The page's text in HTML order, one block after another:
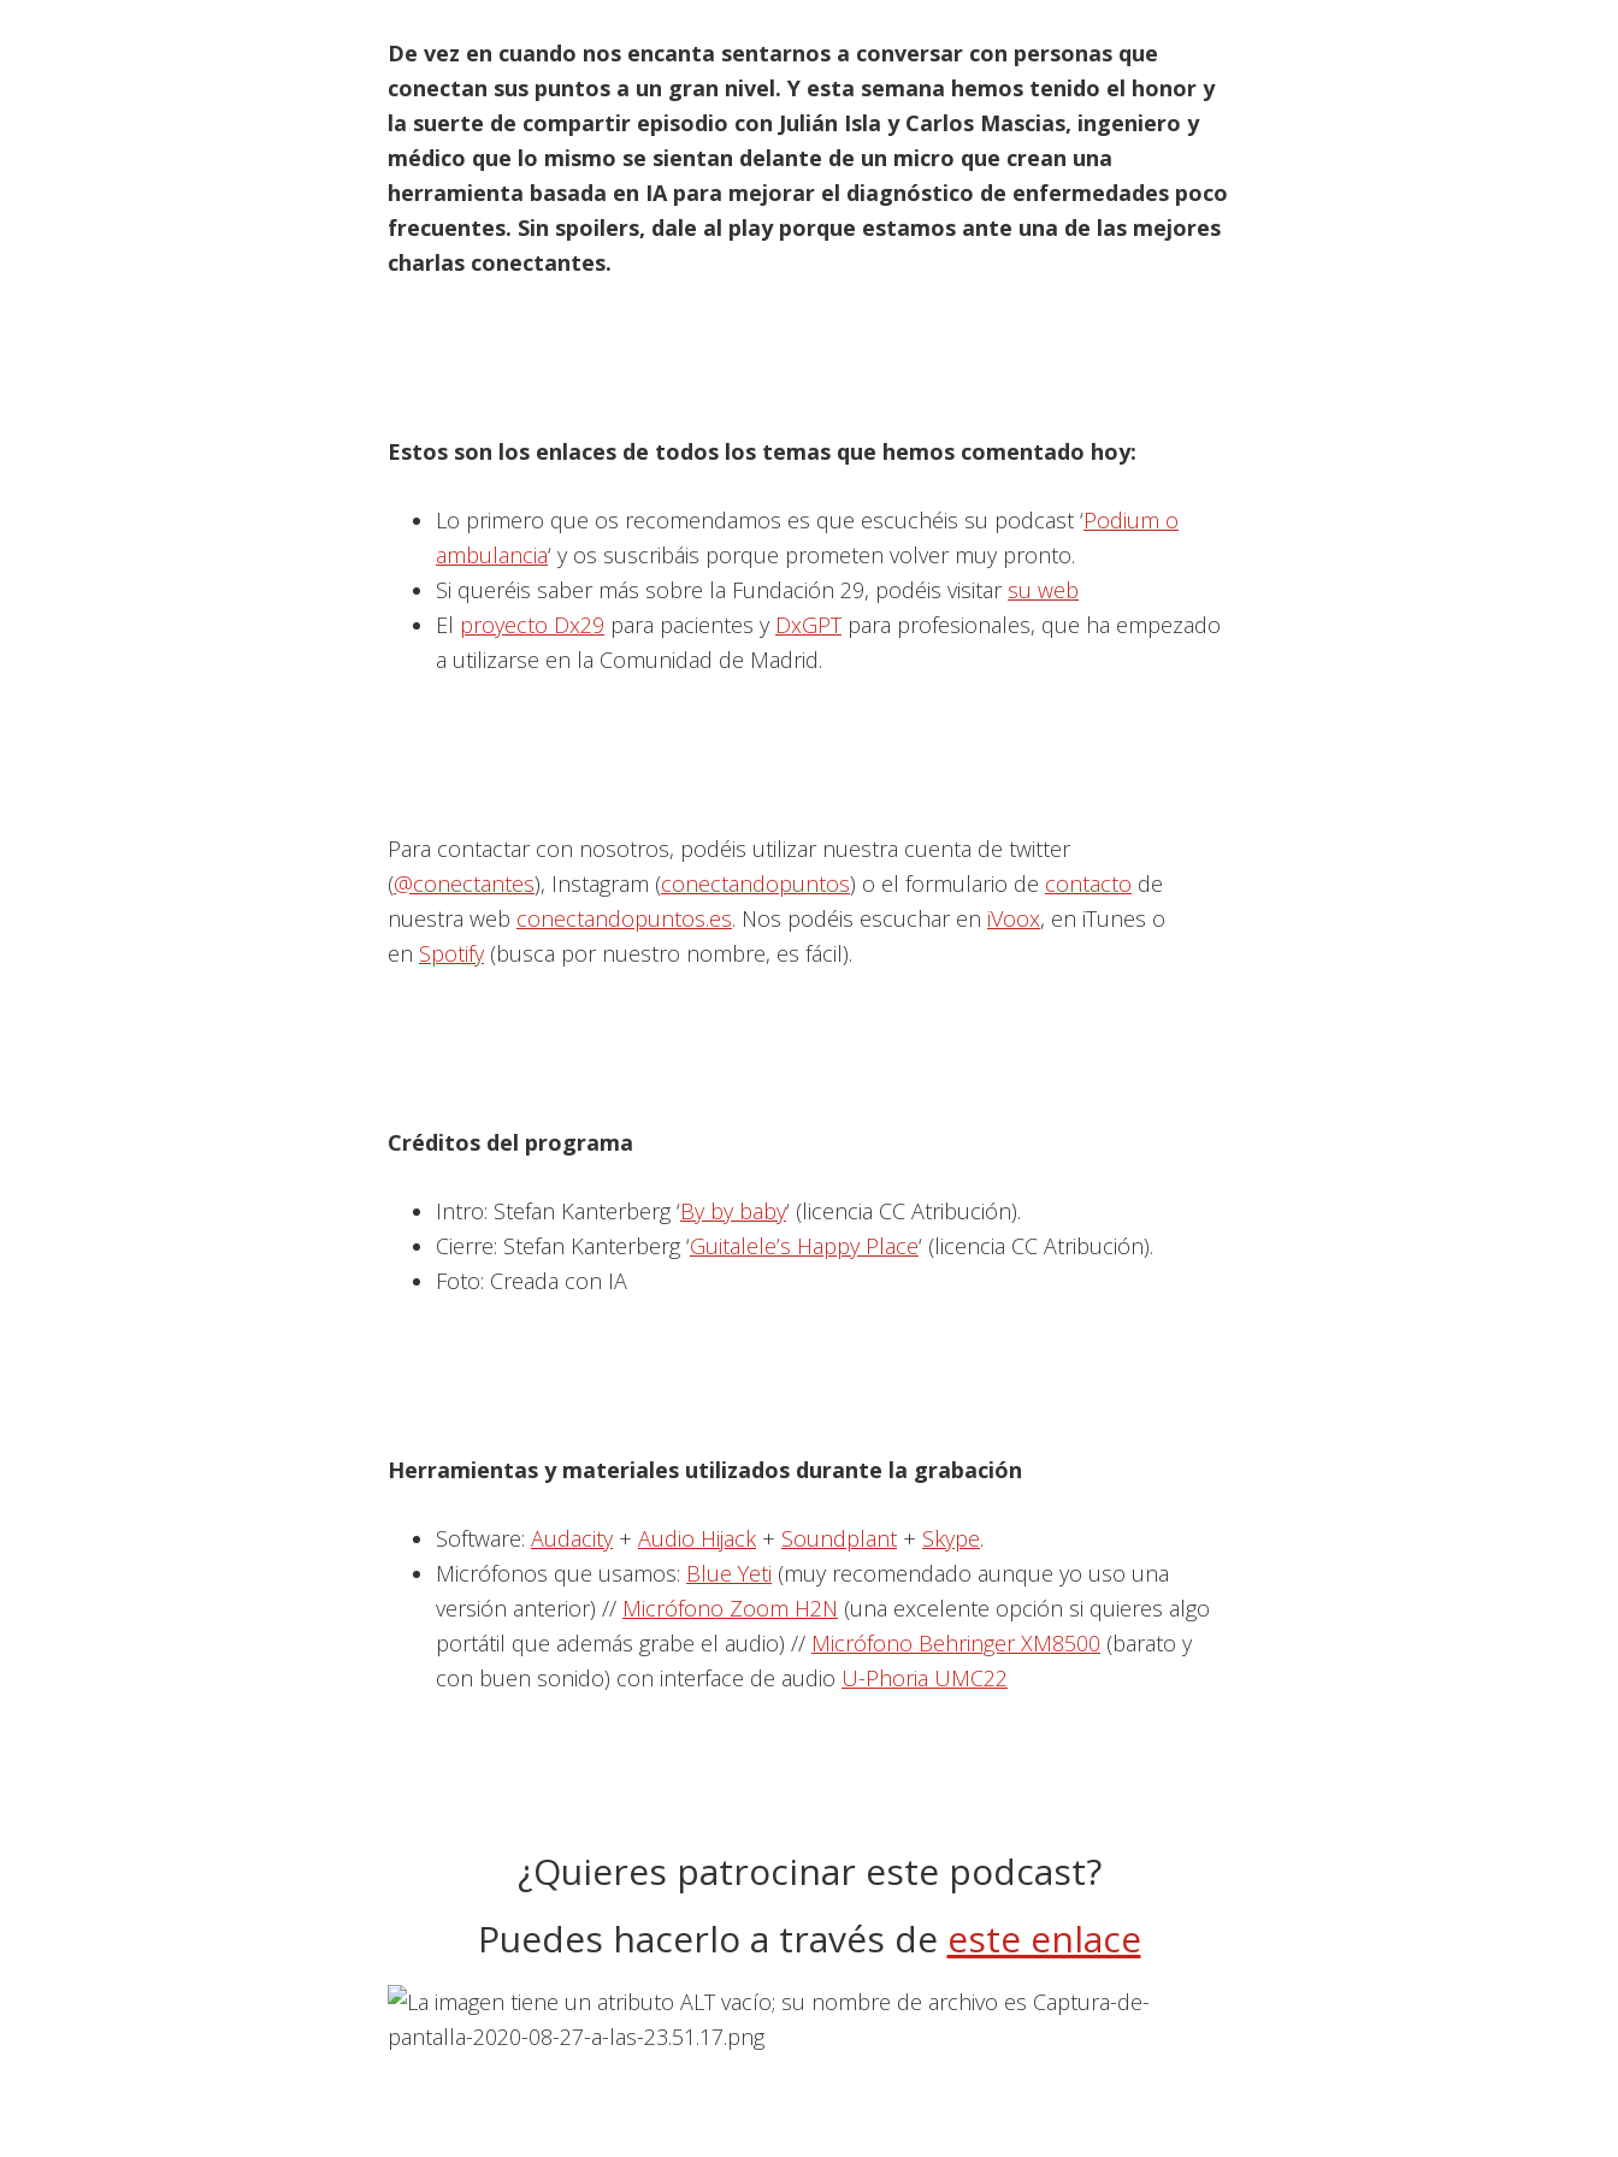
disminuir
el
volumen.
De vez en cuando nos encanta sentarnos a conversar con personas que
conectan sus puntos a un gran nivel. Y esta semana hemos tenido el honor y
la suerte de compartir episodio con Julián Isla y Carlos Mascias, ingeniero y
médico que lo mismo se sientan delante de un micro que crean una
herramienta basada en IA para mejorar el diagnóstico de enfermedades poco
frecuentes. Sin spoilers, dale al play porque estamos ante una de las mejores
charlas conectantes.
Estos son los enlaces de todos los temas que hemos comentado hoy:
Lo primero que os recomendamos es que escuchéis su podcast ‘Podium o
ambulancia‘ y os suscribáis porque prometen volver muy pronto.
Si queréis saber más sobre la Fundación 29, podéis visitar su web
El proyecto Dx29 para pacientes y DxGPT para profesionales, que ha empezado
a utilizarse en la Comunidad de Madrid.
Para contactar con nosotros, podéis utilizar nuestra cuenta de twitter
(@conectantes), Instagram (conectandopuntos) o el formulario de contacto de
nuestra web conectandopuntos.es. Nos podéis escuchar en iVoox, en iTunes o
en Spotify (busca por nuestro nombre, es fácil).
Créditos del programa
Intro: Stefan Kanterberg ‘By by baby‘ (licencia CC Atribución).
Cierre: Stefan Kanterberg ‘Guitalele’s Happy Place‘ (licencia CC Atribución).
Foto: Creada con IA
Herramientas y materiales utilizados durante la grabación
Software: Audacity + Audio Hijack + Soundplant + Skype.
Micrófonos que usamos: Blue Yeti (muy recomendado aunque yo uso una
versión anterior) // Micrófono Zoom H2N (una excelente opción si quieres algo
portátil que además grabe el audio) // Micrófono Behringer XM8500 (barato y
con buen sonido) con interface de audio U-Phoria UMC22
¿Quieres patrocinar este podcast?
Puedes hacerlo a través de este enlace